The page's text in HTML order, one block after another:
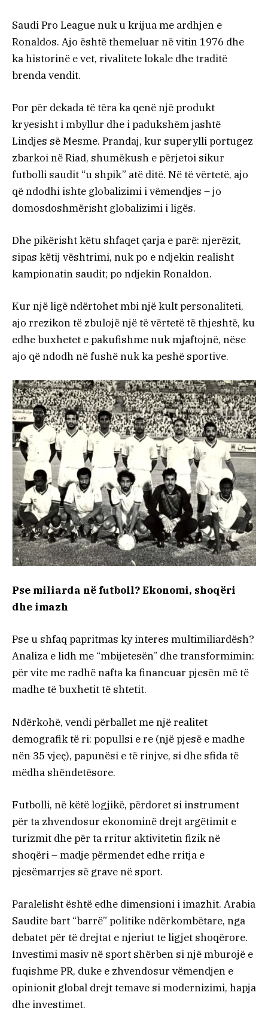
Saudi Pro League nuk u krijua me ardhjen e
Ronaldos. Ajo është themeluar në vitin 1976 dhe
ka historinë e vet, rivalitete lokale dhe traditë
brenda vendit.
Por për dekada të tëra ka qenë një produkt
kryesisht i mbyllur dhe i padukshëm jashtë
Lindjes së Mesme. Prandaj, kur superylli portugez
zbarkoi në Riad, shumëkush e përjetoi sikur
futbolli saudit “u shpik” atë ditë. Në të vërtetë, ajo
që ndodhi ishte globalizimi i vëmendjes – jo
domosdoshmërisht globalizimi i ligës.
Dhe pikërisht këtu shfaqet çarja e parë: njerëzit,
sipas këtij vështrimi, nuk po e ndjekin realisht
kampionatin saudit; po ndjekin Ronaldon.
Kur një ligë ndërtohet mbi një kult personaliteti,
ajo rrezikon të zbulojë një të vërtetë të thjeshtë, ku
edhe buxhetet e pakufishme nuk mjaftojnë, nëse
ajo që ndodh në fushë nuk ka peshë sportive.
Pse miliarda në futboll? Ekonomi, shoqëri
dhe imazh
Pse u shfaq papritmas ky interes multimiliardësh?
Analiza e lidh me “mbijetesën” dhe transformimin:
për vite me radhë nafta ka financuar pjesën më të
madhe të buxhetit të shtetit.
Ndërkohë, vendi përballet me një realitet
demografik të ri: popullsi e re (një pjesë e madhe
nën 35 vjeç), papunësi e të rinjve, si dhe sfida të
mëdha shëndetësore.
Futbolli, në këtë logjikë, përdoret si instrument
për ta zhvendosur ekonominë drejt argëtimit e
turizmit dhe për ta rritur aktivitetin fizik në
shoqëri – madje përmendet edhe rritja e
pjesëmarrjes së grave në sport.
Paralelisht është edhe dimensioni i imazhit. Arabia
Saudite bart “barrë” politike ndërkombëtare, nga
debatet për të drejtat e njeriut te ligjet shoqërore.
Investimi masiv në sport shërben si një mburojë e
fuqishme PR, duke e zhvendosur vëmendjen e
opinionit global drejt temave si modernizimi, hapja
dhe investimet.